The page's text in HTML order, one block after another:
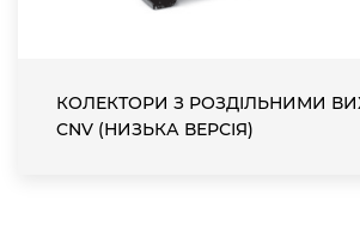
КОЛЕКТОРИ З РОЗДІЛЬНИМИ
CNV (НИЗЬКА ВЕРСІЯ)